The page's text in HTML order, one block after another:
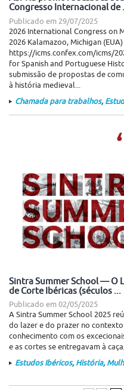
Congresso Internacional de
Publicado em 29/07/2025
2026 International Congress on
2026 Kalamazoo, Michigan (EUA)
https://icms.confex.com/icms/
for Spanish and Portuguese
submissão de propostas de
à história medieval...
Chamada para trabalhos,
Sintra Summer School — O
de Corte Ibéricas (séculos ...
Publicado em 02/05/2025
A Sintra Summer School 2025
do lazer e do prazer no
conhecimento com os
e as cortes se entregavam à
Estudos Ibéricos, História,